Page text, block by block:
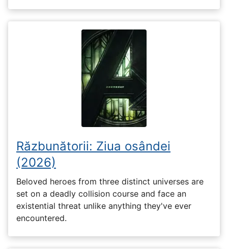
Răzbunătorii: Ziua osândei
(2026)
Beloved heroes from three distinct universes are
set on a deadly collision course and face an
existential threat unlike anything they've ever
encountered.